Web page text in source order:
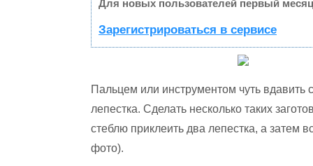
Для новых пользователей первый
Зарегистрироваться в сервисе
Пальцем или инструментом чуть
лепестка. Сделать несколько таких
стеблю приклеить два лепестка, а затем
фото).